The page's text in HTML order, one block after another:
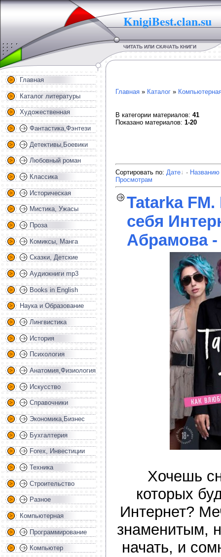
KnigiBest.clan.su
ЧИТАТЬ ИЛИ СКАЧАТЬ КНИГИ
Главная
Каталог литературы
Художественная
Фантастика,Фэнтези
Детективы,Боевики
Любовный роман
Классика
Историческая
Мистика, Ужасы
Проза
Комиксы, Манга
Сказки, Детские
Аудиокниги mp3
Books in English
Наука и Образование
Лингвистика
История
Психология
Анатомия,Физиология
Искусство
Справочники
Экономика,Бизнес
Бухгалтерия
Forex, Инвестиции
Техника
Строительство
Разное
Компьютерная
Программирование
Компьютер
Главная » Каталог »
В категории материалов: 41
Показано материалов: 1-20
Сортировать по: Дате · Названию
Просмотрам
Tatarka
себя
Абрамова -
Хочешь
которых
Интернет?
знаменитым,
начать, и